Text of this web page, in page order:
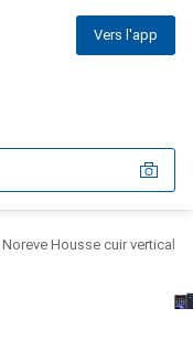
Vers l'app
Noreve Housse cuir vertical